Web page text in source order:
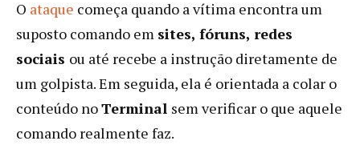
O ataque começa quando a vítima encontra um
suposto comando em sites, fóruns, redes
sociais ou até recebe a instrução diretamente de
um golpista. Em seguida, ela é orientada a colar o
conteúdo noTerminal sem verificar o que aquele
comando realmente faz.